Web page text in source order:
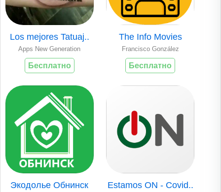
Los mejores Tatuaj..
Apps New Generation
Бесплатно
The Info Movies
Francisco González
Бесплатно
Экодолье Обнинск Estamos ON - Covid..